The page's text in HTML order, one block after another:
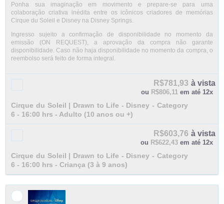
Ponha sua imaginação em movimento e prepare-se para uma
colaboração criativa inédita entre os icônicos criadores de memórias
Cirque du Soleil e Disney na Disney Springs.
Ingresso sujeito a confirmação de disponibilidade no momento da
emissão (ON REQUEST), a aprovação da compra não garante
disponibilidade. Caso não haja disponibilidade no momento da compra, o
reembolso será feito de forma integral.
R$781,93 à vista
ou R$806,11 em até 12x
Cirque du Soleil | Drawn to Life - Disney - Category
6 - 16:00 hrs - Adulto (10 anos ou +)
R$603,76 à vista
ou R$622,43 em até 12x
Cirque du Soleil | Drawn to Life - Disney - Category
6 - 16:00 hrs - Criança (3 à 9 anos)